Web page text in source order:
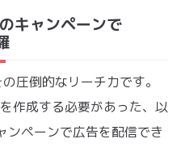
キャンペーンで
圧倒的なリーチ力です。
作成する必要があった、以
ンペーンで広告を配信でき